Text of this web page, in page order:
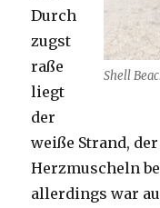
Shell
Durch
zugst
raße
liegt
der
weiße Strand,
Herzmuscheln
allerdings war